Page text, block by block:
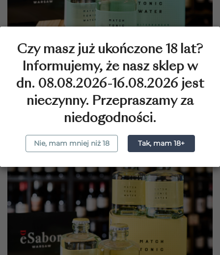
Match Tonic Water...
9,90 zł
Czy masz już ukończone 18 lat?
Informujemy, że nasz sklep w
dn. 08.08.2026-16.08.2026 jest
nieczynny. Przepraszamy za
niedogodności.
Nie, mam mniej niż 18 Tak, mam 18+